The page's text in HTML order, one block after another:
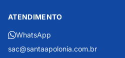
ATENDIMENTO
WhatsApp
sac@santaapolonia.com.br